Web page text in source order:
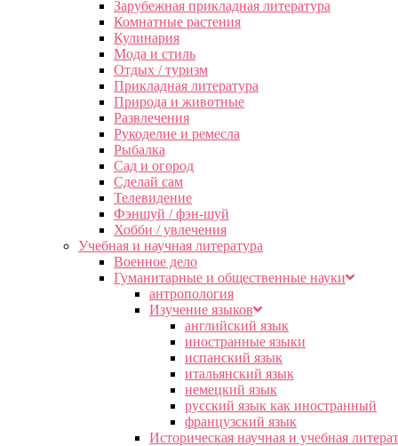
Зарубежная прикладная литература
Комнатные растения
Кулинария
Мода и стиль
Отдых / туризм
Прикладная литература
Природа и животные
Развлечения
Рукоделие и ремесла
Рыбалка
Сад и огород
Сделай сам
Телевидение
Фэншуй / фэн-шуй
Хобби / увлечения
Учебная и научная литература
Военное дело
Гуманитарные и общественные науки
антропология
Изучение языков
английский язык
иностранные языки
испанский язык
итальянский язык
немецкий язык
русский язык как иностранный
французский язык
Историческая научная и учебная